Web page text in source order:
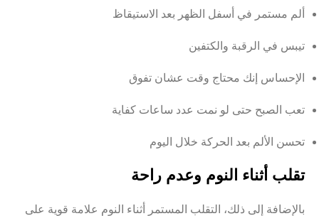
ألم مستمر في أسفل الظهر بعد الاستيقاظ
تيبس في الرقبة والكتفين
الإحساس إنك محتاج وقت عشان تفوق
تعب الصبح حتى لو نمت عدد ساعات كفاية
تحسن الألم بعد الحركة خلال اليوم
تقلب أثناء النوم وعدم راحة
بالإضافة إلى ذلك، التقلب المستمر أثناء النوم علامة قوية على